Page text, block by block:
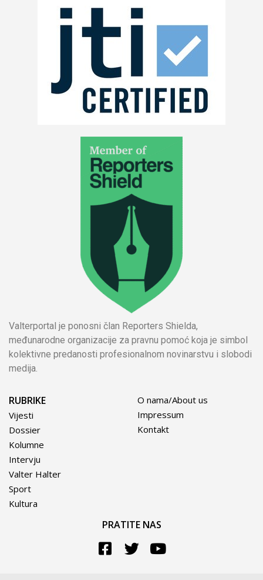
Valterportal je ponosni član Reporters Shielda,
međunarodne organizacije za pravnu pomoć koja je simbol
kolektivne predanosti profesionalnom novinarstvu i slobodi
medija.
RUBRIKE
Vijesti
Dossier
Kolumne
Intervju
Valter Halter
Sport
Kultura
O nama/About us
Impressum
Kontakt
PRATITE NAS